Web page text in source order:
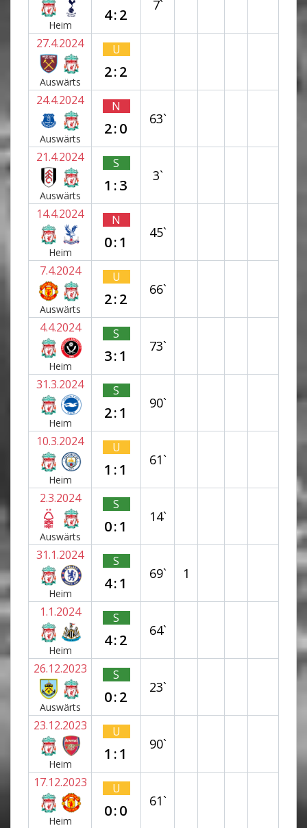
Heim
4:2
7`
27.4.2024
Auswärts
U
2:2
24.4.2024
Auswärts
N
2:0
63`
21.4.2024
Auswärts
S
1:3
3`
14.4.2024
Heim
N
0:1
45`
7.4.2024
Auswärts
U
2:2
66`
4.4.2024
Heim
S
3:1
73`
31.3.2024
Heim
S
2:1
90`
10.3.2024
Heim
U
1:1
61`
2.3.2024
Auswärts
S
0:1
14`
31.1.2024
Heim
S
4:1
69` 1
1.1.2024
Heim
S
4:2
64`
26.12.2023
Auswärts
S
0:2
23`
23.12.2023
Heim
U
1:1
90`
17.12.2023
Heim
U
0:0
61`